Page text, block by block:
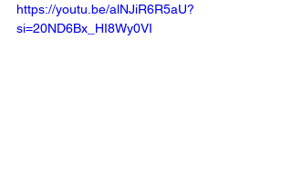
https://youtu.be/alNJiR6R5aU?
si=20ND6Bx_HI8Wy0VI